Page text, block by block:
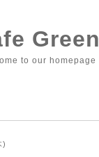
Green
to our homepage
)